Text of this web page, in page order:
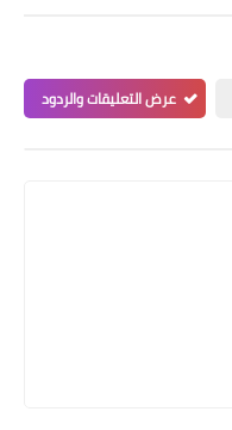
عرض التعليقات والردود